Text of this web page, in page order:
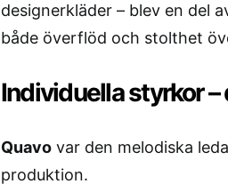
designerkläder – blev en del
både överflöd och stolthet
Individuella styrkor
Quavo var den melodiska
produktion.